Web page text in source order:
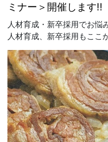
ミナー＞開催します!!
人材育成・新卒採用でお悩
人材育成、新卒採用もここ